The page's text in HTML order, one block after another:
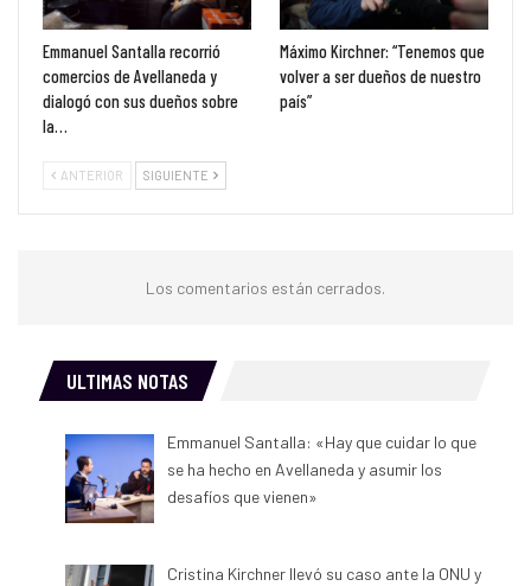
Emmanuel Santalla recorrió
comercios de Avellaneda y
dialogó con sus dueños sobre
la…
Máximo Kirchner: “Tenemos que
volver a ser dueños de nuestro
país”
ANTERIOR SIGUIENTE
Los comentarios están cerrados.
ULTIMAS NOTAS
Emmanuel Santalla: «Hay que cuidar lo que
se ha hecho en Avellaneda y asumir los
desafíos que vienen»
Cristina Kirchner llevó su caso ante la ONU y